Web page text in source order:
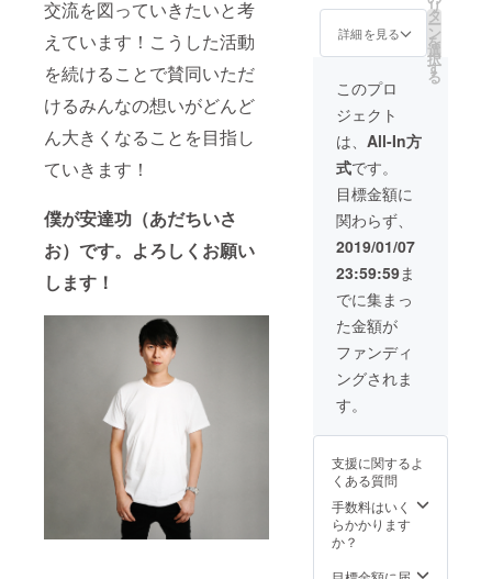
交流を図っていきたいと考
えています！こうした活動
を続けることで賛同いただ
けるみんなの想いがどんど
ん大きくなることを目指し
ていきます！
僕が安達功（あだちいさ
お）です。よろしくお願い
します！
イベン
ト 日
3月8日
時間未
定 会
場：東
京都港
区北青
山3-5-
10
ワール
山ビル
1F 消費
税／送
料込み
同じ手
巻き始
です。
消費税
／送料
込み
デ
ビュー
イベン
トにぜ
ひス
カーフ
を身に
纏いい
らして
くださ
い！ ・
スカー
フ
snails
のアイ
コン的
スカー
フで
す。レ
トロで
モード
な雰囲
イズ：
×850m
m 素
材：シ
ルク ※
端はエ
などと
詳細を見る
リ
タ
ー
ン
を
選
択
す
る
このプロ
ジェクト
は、 All-In方
式です。
目標金額に
関わらず、
2019/01/07
23:59:59ま
でに集まっ
た金額が
ファンディ
ングされま
す。
支援に関するよ
くある質問
手数料はいく
らかかります
か？